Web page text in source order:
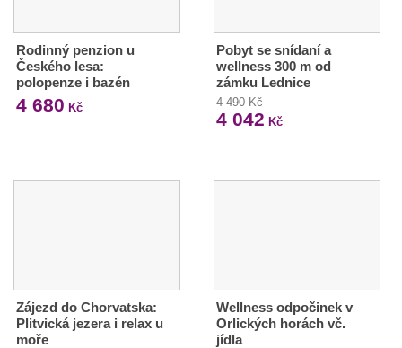
Rodinný penzion u
Českého lesa:
polopenze i bazén
4 680 Kč
Pobyt se snídaní a
wellness 300 m od
zámku Lednice
4 490 Kč
4 042 Kč
Zájezd do Chorvatska:
Plitvická jezera i relax u
moře
Wellness odpočinek v
Orlických horách vč.
jídla